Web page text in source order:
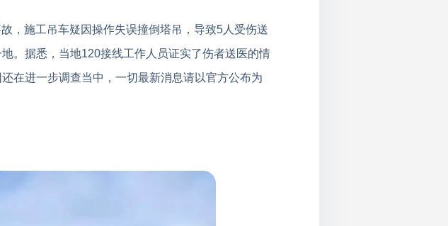
，施工吊车疑因操作失误撞倒塔吊，导致5人受伤送
。据悉，当地120接线工作人员证实了伤者送医的情
在进一步调查当中，一切最新消息请以官方公布为